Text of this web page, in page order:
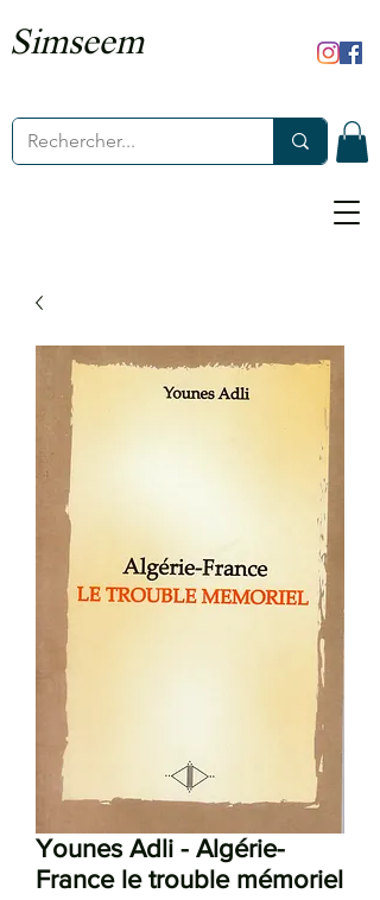
Simseem
Younes Adli - Algérie-
France le trouble mémoriel